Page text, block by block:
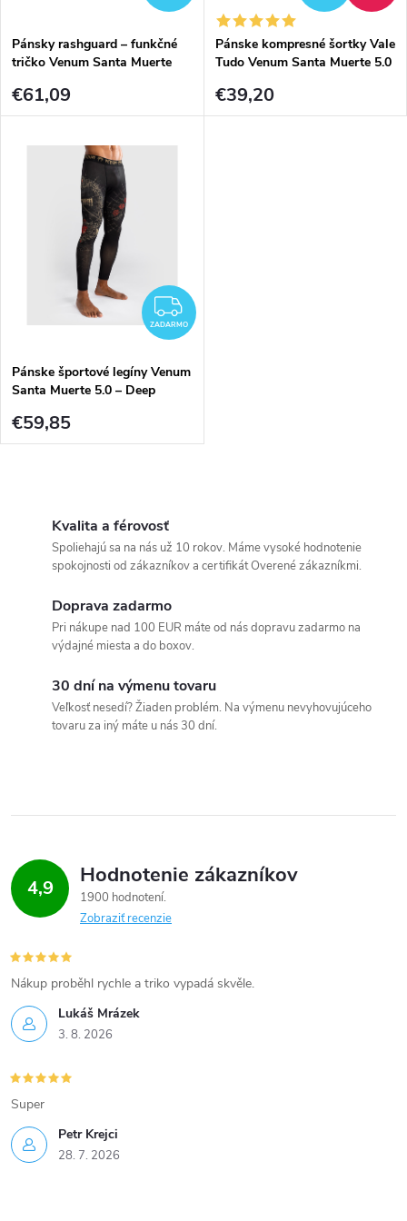
o
v
o
v
Pánsky rashguard – funkčné
tričko Venum Santa Muerte
Black/Gold
€61,09
Pánske kompresné šortky Vale
Tudo Venum Santa Muerte 5.0
€39,20
ZADARMO
ZADARMO
Pánske športové legíny Venum
Santa Muerte 5.0 – Deep
€59,85
p
r
v
y
v
ý
p
i
s
Kvalita a férovosť
Spoliehajú sa na nás už 10 rokov. Máme vysoké hodnotenie
spokojnosti od zákazníkov a certifikát Overené zákazníkmi.
Doprava zadarmo
Pri nákupe nad 100 EUR máte od nás dopravu zadarmo na
výdajné miesta a do boxov.
30 dní na výmenu tovaru
Veľkosť nesedí? Žiaden problém. Na výmenu nevyhovujúceho
tovaru za iný máte u nás 30 dní.
4,9 Hodnotenie zákazníkov
1900 hodnotení
Zobraziť recenzie
Lukáš Mrázek
3. 8. 2026
Nákup proběhl rychle a triko vypadá skvěle.
Petr Krejci
28. 7. 2026
Super